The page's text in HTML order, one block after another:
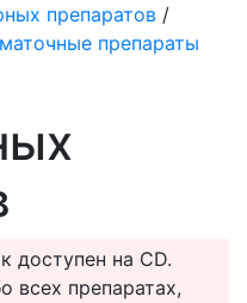
препаратов /
препараты
доступен на CD.
всех препаратах,